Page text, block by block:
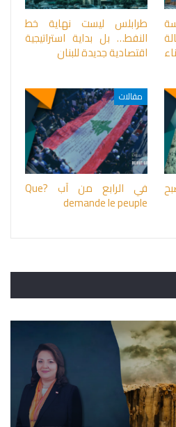
طرابلس ليست نهاية خط
النفط… بل بداية استراتيجية
اقتصادية جديدة للبنان
مقالات
في الرابع من آب ?Que
demande le peuple